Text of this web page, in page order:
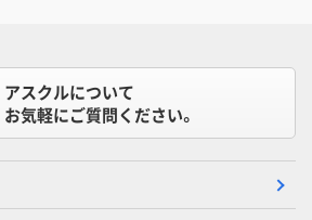
アスクルについて
お気軽にご質問ください。